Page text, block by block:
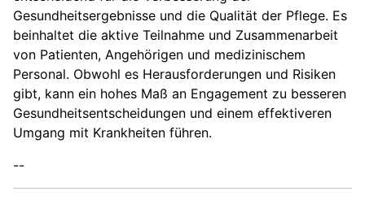
Gesundheitsergebnisse und die Qualität der Pflege. Es
beinhaltet die aktive Teilnahme und Zusammenarbeit
von Patienten, Angehörigen und medizinischem
Personal. Obwohl es Herausforderungen und Risiken
gibt, kann ein hohes Maß an Engagement zu besseren
Gesundheitsentscheidungen und einem effektiveren
Umgang mit Krankheiten führen.
--